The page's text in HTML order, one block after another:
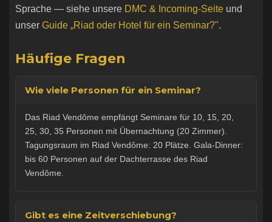
Sprache — siehe unsere DMC & Incoming-Seite und
unser Guide „Riad oder Hotel für ein Seminar?".
Häufige Fragen
Wie viele Personen für ein Seminar?
Das Riad Vendôme empfängt Seminare für 10, 15, 20,
25, 30, 35 Personen mit Übernachtung (20 Zimmer).
Tagungsraum im Riad Vendôme: 20 Plätze. Gala-Dinner:
bis 60 Personen auf der Dachterrasse des Riad
Vendôme.
Gibt es eine Zeitverschiebung?